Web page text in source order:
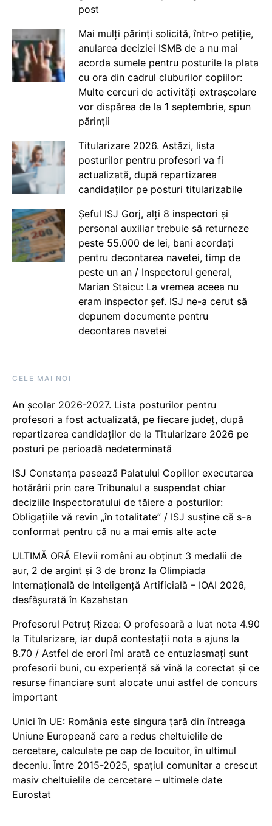
post
Mai mulți părinți solicită, într-o petiție,
anularea deciziei ISMB de a nu mai
acorda sumele pentru posturile la plata
cu ora din cadrul cluburilor copiilor:
Multe cercuri de activități extrașcolare
vor dispărea de la 1 septembrie, spun
părinții
Titularizare 2026. Astăzi, lista
posturilor pentru profesori va fi
actualizată, după repartizarea
candidaților pe posturi titularizabile
Șeful ISJ Gorj, alți 8 inspectori și
personal auxiliar trebuie să returneze
peste 55.000 de lei, bani acordați
pentru decontarea navetei, timp de
peste un an / Inspectorul general,
Marian Staicu: La vremea aceea nu
eram inspector șef. ISJ ne-a cerut să
depunem documente pentru
decontarea navetei
CELE MAI NOI
An școlar 2026-2027. Lista posturilor pentru
profesori a fost actualizată, pe fiecare județ, după
repartizarea candidaților de la Titularizare 2026 pe
posturi pe perioadă nedeterminată
ISJ Constanța pasează Palatului Copiilor executarea
hotărârii prin care Tribunalul a suspendat chiar
deciziile Inspectoratului de tăiere a posturilor:
Obligațiile vă revin „în totalitate” / ISJ susține că s-a
conformat pentru că nu a mai emis alte acte
ULTIMĂ ORĂ Elevii români au obținut 3 medalii de
aur, 2 de argint și 3 de bronz la Olimpiada
Internațională de Inteligență Artificială – IOAI 2026,
desfășurată în Kazahstan
Profesorul Petruț Rizea: O profesoară a luat nota 4.90
la Titularizare, iar după contestații nota a ajuns la
8.70 / Astfel de erori îmi arată ce entuziasmați sunt
profesorii buni, cu experiență să vină la corectat și ce
resurse financiare sunt alocate unui astfel de concurs
important
Unici în UE: România este singura țară din întreaga
Uniune Europeană care a redus cheltuielile de
cercetare, calculate pe cap de locuitor, în ultimul
deceniu. Între 2015-2025, spațiul comunitar a crescut
masiv cheltuielile de cercetare – ultimele date
Eurostat